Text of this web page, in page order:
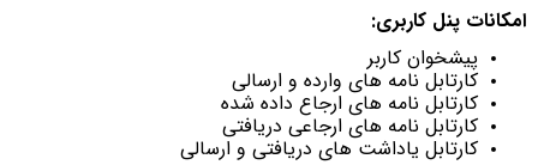
امکانات پنل کاربری:
پیشخوان کاربر
کارتابل نامه های وارده و ارسالی
کارتابل نامه های ارجاع داده شده
کارتابل نامه های ارجاعی دریافتی
کارتابل یاداشت های دریافتی و ارسالی